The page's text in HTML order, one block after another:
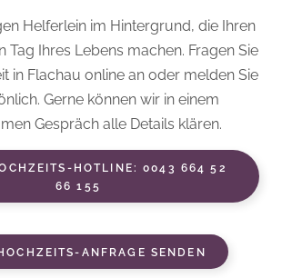
Helferlein im Hintergrund, die Ihren
Tag Ihres Lebens machen. Fragen Sie
in Flachau online an oder melden Sie
Gerne können wir in einem
Gespräch alle Details klären.
HOTLINE: 0043 664 52
66 155
ANFRAGE SENDEN